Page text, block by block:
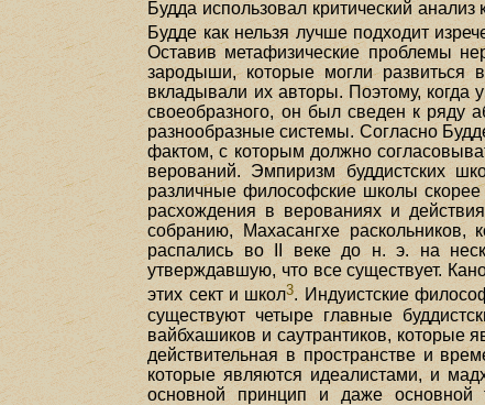
Будда использовал критический
Будде как нельзя лучше подходит
Оставив метафизические проблемы
зародыши, которые могли
вкладывали их авторы. Поэтому,
своеобразного, он был сведен к ряду
разнообразные системы. Согласно
фактом, с которым должно
верований. Эмпиризм буддистских
различные философские школы
расхождения в верованиях и
собранию, Махасангхе
распались во II веке до н. э. на
утверждавшую, что все существует.
этих сект и школ3. Индуистские
существуют четыре главные
вайбхашиков и саутрантиков, которые
действительная в пространстве и
которые являются идеалистами, и
основной принцип и даже основной